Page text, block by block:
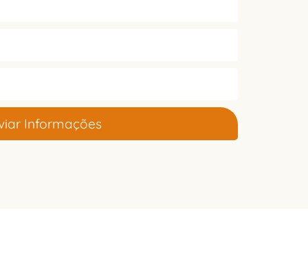
Informações